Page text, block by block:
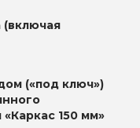
(включая
(«под ключ»)
150 мм»